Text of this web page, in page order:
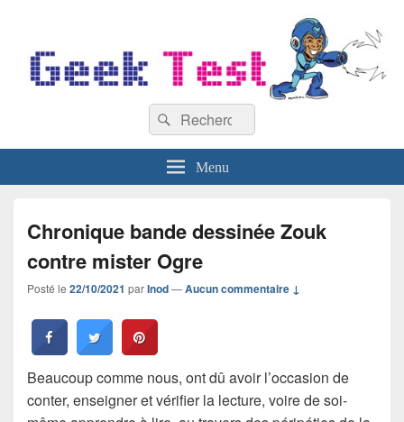
Recherche :
Rechercher
Menu
Chronique bande dessinée Zouk
contre mister Ogre
Posté le 22/10/2021 parInod—Aucun commentaire ↓
Beaucoup comme nous, ont dû avoir l’occasion de
conter, enseigner et vérifier la lecture, voire de soi-